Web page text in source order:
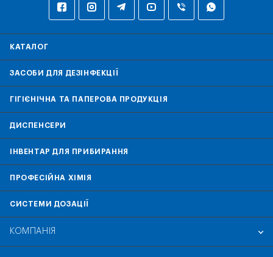
КАТАЛОГ
ЗАСОБИ ДЛЯ ДЕЗІНФЕКЦІЇ
ГІГІЄНІЧНА ТА ПАПЕРОВА ПРОДУКЦІЯ
ДИСПЕНСЕРИ
ІНВЕНТАР ДЛЯ ПРИБИРАННЯ
ПРОФЕСІЙНА ХІМІЯ
СИСТЕМИ ДОЗАЦІЇ
КОМПАНІЯ